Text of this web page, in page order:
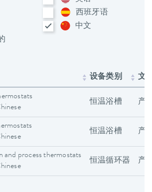
西班牙语
中文
设备类别 文
恒温浴槽 产
恒温浴槽 产
and process thermostats
恒温循环器 产